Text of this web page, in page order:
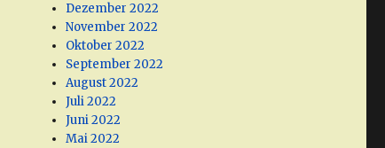
Dezember 2022
November 2022
Oktober 2022
September 2022
August 2022
Juli 2022
Juni 2022
Mai 2022